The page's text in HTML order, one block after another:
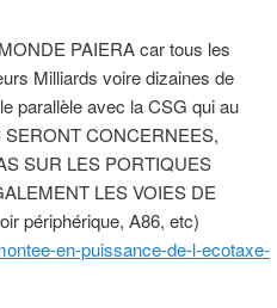
PAIERA car tous les
Milliards voire dizaines de
parallèle avec la CSG qui au
SERONT CONCERNEES,
SUR LES PORTIQUES
LES VOIES DE
périphérique, A86, etc)
en-puissance-de-l-ecotaxe-